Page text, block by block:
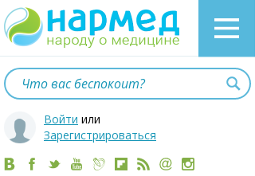
Войти или
Зарегистрироваться